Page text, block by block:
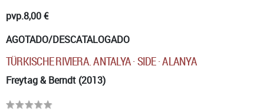
pvp.8,00 €
AGOTADO/DESCATALOGADO
TÜRKISCHE RIVIERA. ANTALYA · SIDE · ALANYA
Freytag & Berndt (2013)